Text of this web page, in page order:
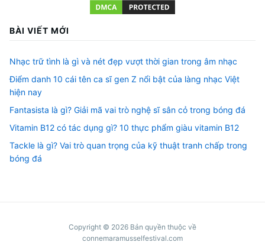
BÀI VIẾT MỚI
Nhạc trữ tình là gì và nét đẹp vượt thời gian trong âm nhạc
Điểm danh 10 cái tên ca sĩ gen Z nổi bật của làng nhạc Việt
hiện nay
Fantasista là gì? Giải mã vai trò nghệ sĩ sân cỏ trong bóng đá
Vitamin B12 có tác dụng gì? 10 thực phẩm giàu vitamin B12
Tackle là gì? Vai trò quan trọng của kỹ thuật tranh chấp trong
bóng đá
Copyright © 2026 Bản quyền thuộc về
connemaramusselfestival.com